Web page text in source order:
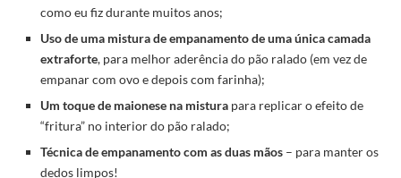
como eu fiz durante muitos anos;
Uso de uma mistura de empanamento de uma única camada
extraforte, para melhor aderência do pão ralado (em vez de
empanar com ovo e depois com farinha);
Um toque de maionese na mistura para replicar o efeito de
“fritura” no interior do pão ralado;
Técnica de empanamento com as duas mãos – para manter os
dedos limpos!